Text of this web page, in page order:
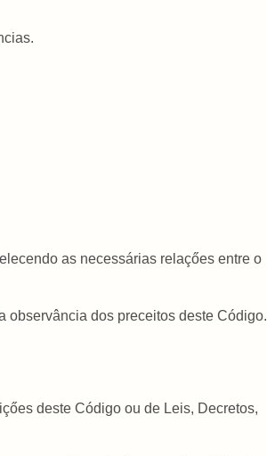
as necessárias relaçőes entre o
observância dos preceitos deste Código.
deste Código ou de Leis, Decretos,